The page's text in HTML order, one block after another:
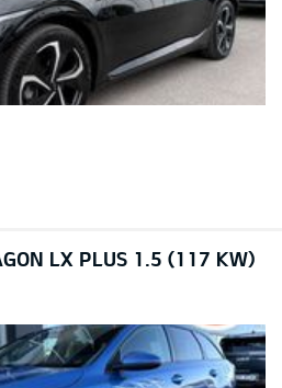
LX PLUS 1.5 (117 KW)